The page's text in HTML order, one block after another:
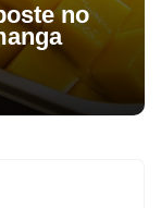
de maior
rumo à vaga
clube na
nessa conta
no